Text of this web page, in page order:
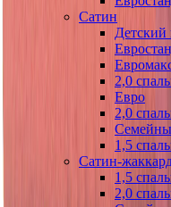
Сатин
Детский
2,0
Евро
2,0
1,5
Сатин-
1,5
2,0